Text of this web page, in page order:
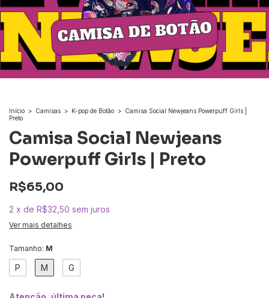
Início > Camisas > K-pop de Botão > Camisa Social Newjeans Powerpuff Girls |
Preto
Camisa Social Newjeans
Powerpuff Girls | Preto
R$65,00
2 x de R$32,50 sem juros
Ver mais detalhes
Tamanho: M
P M G